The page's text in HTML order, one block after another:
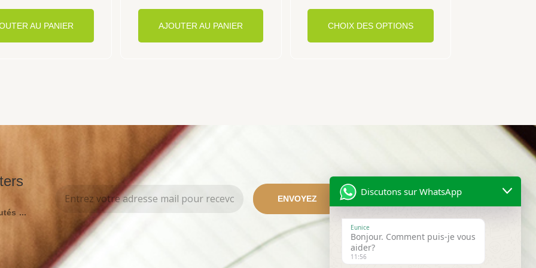
AU PANIER AJOUTER AU PANIER CHOIX DES OPTIONS
page
du
...
ENVOYEZ
Discutons sur WhatsApp
Eunice
Bonjour. Comment puis-je vous
aider?
11:56